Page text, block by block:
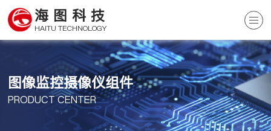
海图科技
HAITU TECHNOLOGY
图像监控摄像仪组件
PRODUCT CENTER